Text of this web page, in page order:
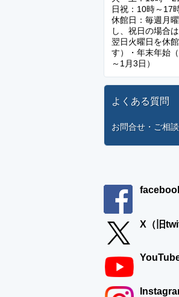
日祝：10時～17
休館日：毎週月
し、祝日の場合は
翌日火曜日を休
す）・年末年始
～1月3日）
よくある質問
お問合せ・ご相談
X（旧